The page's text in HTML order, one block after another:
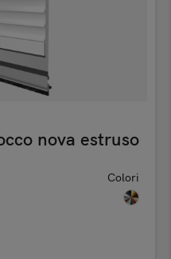
nova estruso
Colori